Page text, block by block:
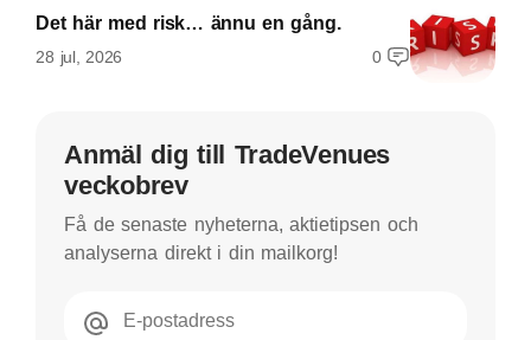
Det här med risk… ännu en gång.
28 jul, 2026 0
Anmäl dig till TradeVenues
veckobrev
Få de senaste nyheterna, aktietipsen och
analyserna direkt i din mailkorg!
E-postadress